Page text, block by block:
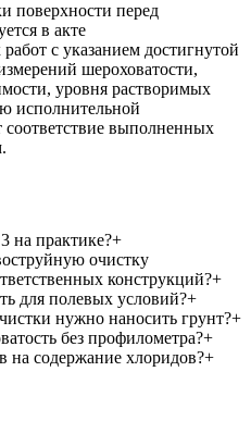
поверхности перед
в акте
с указанием достигнутой
шероховатости,
уровня растворимых
исполнительной
выполненных
на практике?+
очистку
конструкций?+
для полевых условий?+
нужно наносить грунт?+
без профилометра?+
на содержание хлоридов?+